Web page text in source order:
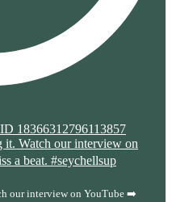
18366312796113857
our interview on YouTube ➡️